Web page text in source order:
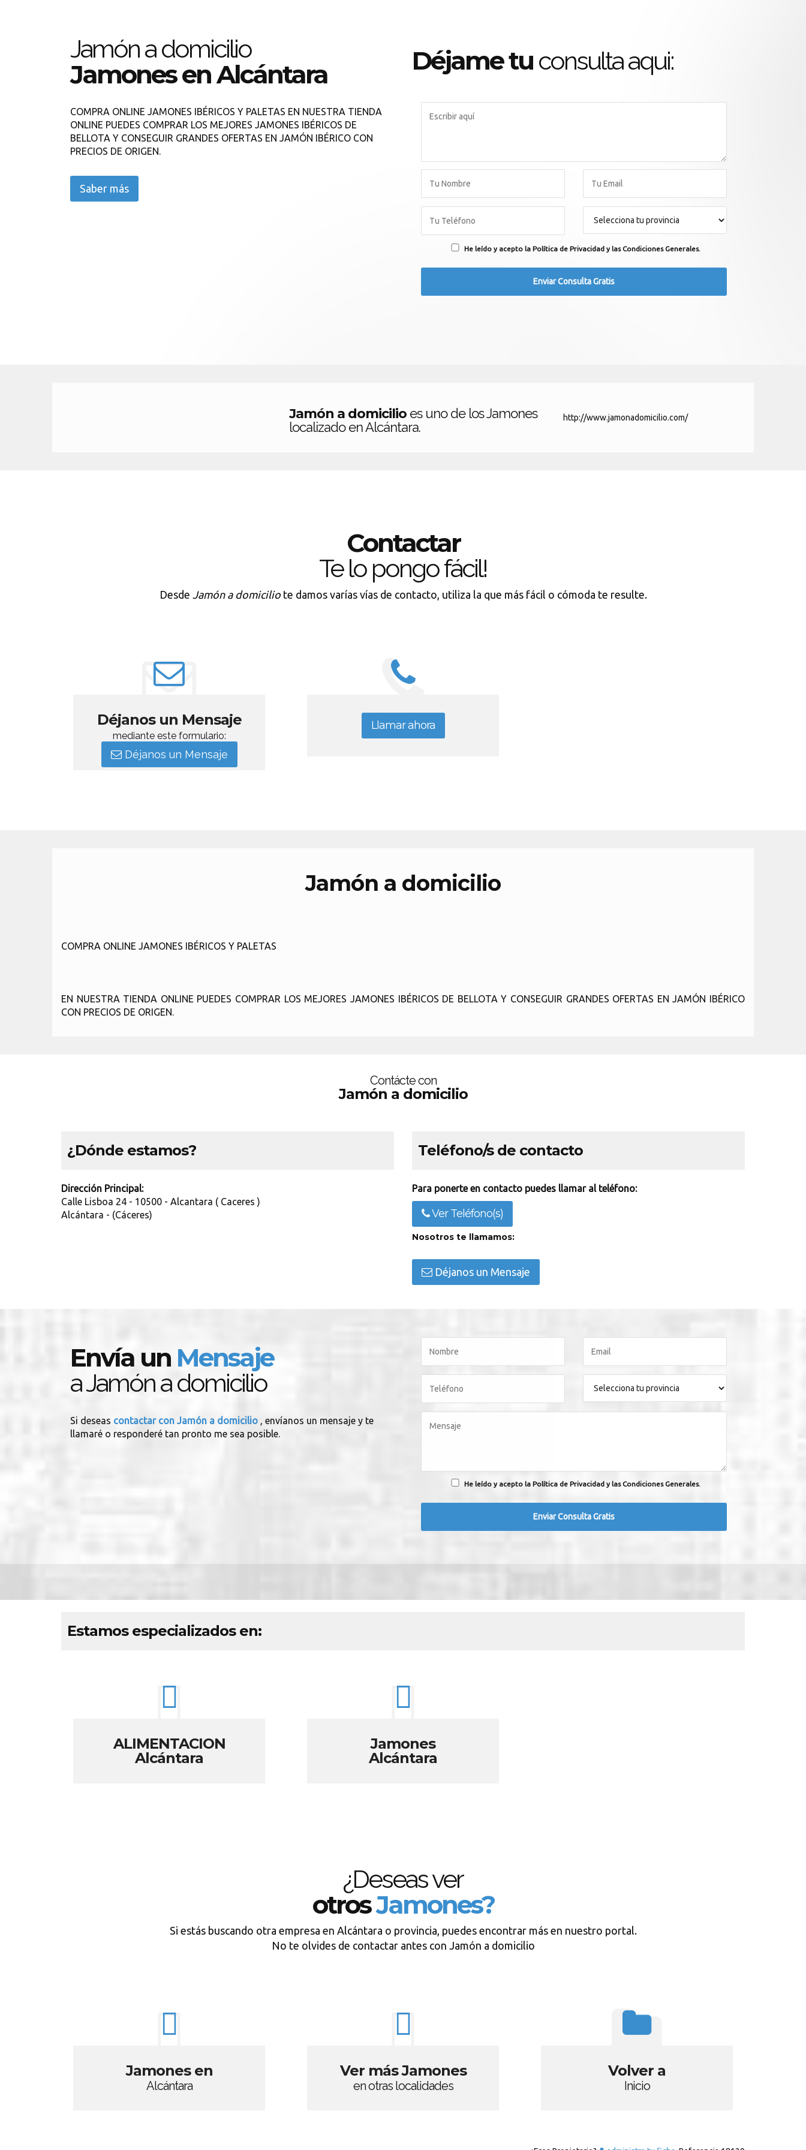
Jamón a domicilio
Jamones en Alcántara
COMPRA ONLINE JAMONES IBÉRICOS Y PALETAS EN NUESTRA TIENDA
ONLINE PUEDES COMPRAR LOS MEJORES JAMONES IBÉRICOS DE
BELLOTA Y CONSEGUIR GRANDES OFERTAS EN JAMÓN IBÉRICO CON
PRECIOS DE ORIGEN.
Saber más
Déjame tu consulta aqui:
He leído y acepto la Política de Privacidad y las Condiciones Generales.
Jamón a domicilio es uno de los Jamones
localizado en Alcántara.
http://www.jamonadomicilio.com/
Contactar
Te lo pongo fácil!
Desde Jamón a domiciliote damos varías vías de contacto, utiliza la que más fácil o cómoda te resulte.
Déjanos un Mensaje
mediante este formulario:
Déjanos un Mensaje
Llamar ahora
Jamón a domicilio
COMPRA ONLINE JAMONES IBÉRICOS Y PALETAS
EN NUESTRA TIENDA ONLINE PUEDES COMPRAR LOS MEJORES JAMONES IBÉRICOS DE BELLOTA Y CONSEGUIR GRANDES OFERTAS EN JAMÓN IBÉRICO
CON PRECIOS DE ORIGEN.
Contácte con
Jamón a domicilio
¿Dónde estamos?
Dirección Principal:
Calle Lisboa 24 - 10500 - Alcantara ( Caceres )
Alcántara - (Cáceres)
Teléfono/s de contacto
Para ponerte en contacto puedes llamar al teléfono:
Ver Teléfono(s)
Nosotros te llamamos:
Déjanos un Mensaje
Envía un Mensaje
a Jamón a domicilio
Si deseas contactar con Jamón a domicilio , envíanos un mensaje y te
llamaré o responderé tan pronto me sea posible.
He leído y acepto la Política de Privacidad y las Condiciones Generales.
Estamos especializados en:
ALIMENTACION
Alcántara
Jamones
Alcántara
¿Deseas ver
otrosJamones?
Si estás buscando otra empresa en Alcántara o provincia, puedes encontrar más en nuestro portal.
No te olvides de contactar antes con Jamón a domicilio
Jamones en
Alcántara
Ver más Jamones
en otras localidades
Volver a
Inicio